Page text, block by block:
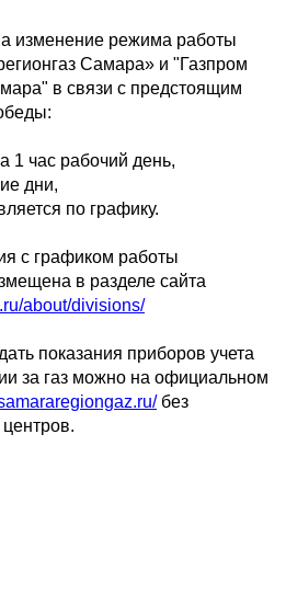
изменение режима работы
Самара» и "Газпром
в связи с предстоящим
1 час рабочий день,
дни,
по графику.
с графиком работы
в разделе сайта
about/divisions/
показания приборов учета
за газ можно на официальном
без